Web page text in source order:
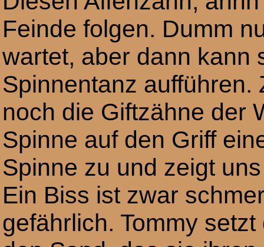
Feinde folgen. Dumm
wartet, aber dann kann
Spinnentanz aufführen.
noch die Giftzähne der
Spinne auf den Griff
Spinne zu und zeigt
Ein Biss ist zwar
gefährlich. Tommy